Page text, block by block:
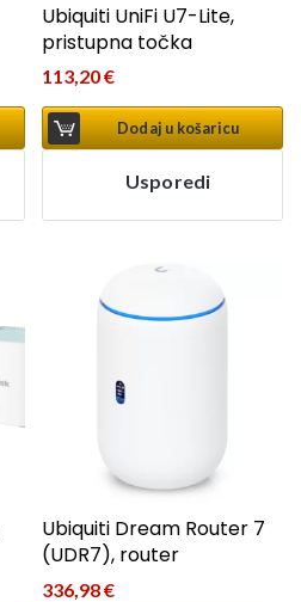
Ubiquiti UniFi U7-Lite,
pristupna točka
113,20€
Dodaj u košaricu
Usporedi
Ubiquiti Dream Router 7
(UDR7), router
336,98€